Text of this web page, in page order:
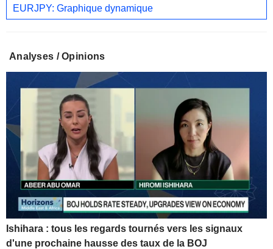
EURJPY: Graphique dynamique
Analyses / Opinions
Ishihara : tous les regards tournés vers les signaux
d'une prochaine hausse des taux de la BOJ